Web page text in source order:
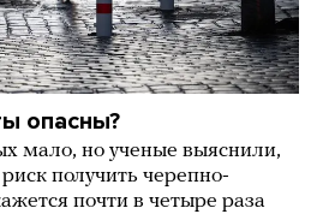
опасны?
мало, но ученые выяснили,
получить черепно-
почти в четыре раза